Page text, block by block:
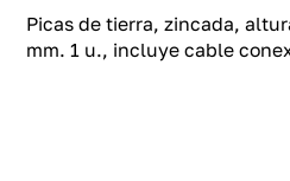
cantidad
Picas de tierra, zincada,
mm. 1 u., incluye cable